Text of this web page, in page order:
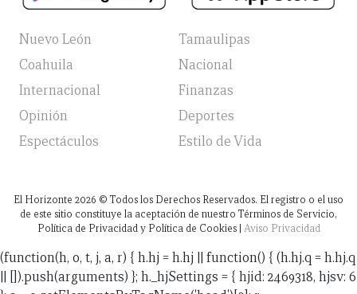
Nuevo León
Tamaulipas
Coahuila
Nacional
Internacional
Finanzas
Opinión
Deportes
Espectáculos
Estilo de Vida
El Horizonte 2026 © Todos los Derechos Reservados. El registro o el uso
de este sitio constituye la aceptación de nuestro Términos de Servicio,
Política de Privacidad y Política de Cookies | Aviso Privacidad
(function(h, o, t, j, a, r) { h.hj = h.hj || function() { (h.hj.q = h.hj.q
|| []).push(arguments) }; h._hjSettings = { hjid: 2469318, hjsv: 6